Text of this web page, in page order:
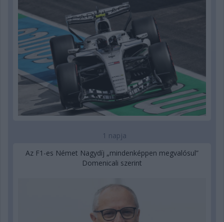
1 napja
Az F1-es Német Nagydíj „mindenképpen megvalósul”
Domenicali szerint